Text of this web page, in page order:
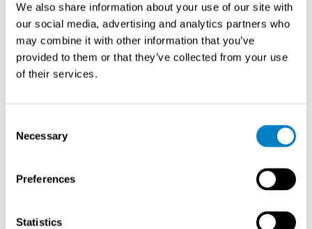
We also share information about your use of our site with
our social media, advertising and analytics partners who
may combine it with other information that you’ve
provided to them or that they’ve collected from your use
of their services.
Selection
Necessary
Preferences
Statistics
Kipinänilmaisimet UniVario YMX5000